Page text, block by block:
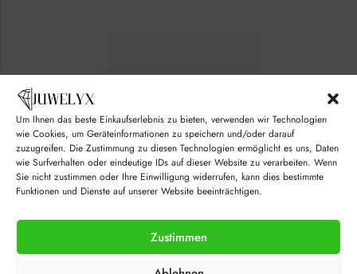
Um Ihnen das beste Einkaufserlebnis zu bieten, verwenden wir Technologien
wie Cookies, um Geräteinformationen zu speichern und/oder darauf
zuzugreifen. Die Zustimmung zu diesen Technologien ermöglicht es uns, Daten
wie Surfverhalten oder eindeutige IDs auf dieser Website zu verarbeiten. Wenn
Sie nicht zustimmen oder Ihre Einwilligung widerrufen, kann dies bestimmte
Funktionen und Dienste auf unserer Website beeinträchtigen.
Zustimmen
*